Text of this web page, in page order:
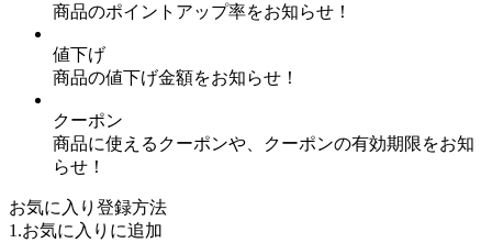
商品のポイントアップ率をお知らせ！
値下げ
商品の値下げ金額をお知らせ！
クーポン
商品に使えるクーポンや、クーポンの有効期限をお知
らせ！
お気に入り登録方法
1.お気に入りに追加